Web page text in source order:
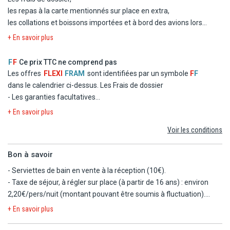
- Le transfert
les repas à la carte mentionnés sur place en extra,
les collations et boissons importées et à bord des avions lors
des vols aller et retour,
"tout inclus",
les boissons et repas non mentionnés dans votre formule,
les pourboires et autres dépenses d'ordre personnel,
les garanties facultatives,
pouvant intervenir jusqu'à 30 jours avant le départ,
adultes de plus de 16 ans).
+ En savoir plus
F F Ce prix TTC ne comprend pas
Les offres FLEXI FRAM sont identifiées par un symbole FF
dans le calendrier ci-dessus.
Les Frais de dossier
- Les garanties facultatives
- Les autres repas et les boissons
+ En savoir plus
Voir les conditions
Bon à savoir
- Serviettes de bain en vente à la réception (10€).
- Taxe de séjour, à régler sur place (à partir de 16 ans) : environ
2,20€/pers/nuit (montant pouvant être soumis à fluctuation).
- Hôtel non adapté aux personnes à mobilité réduite.
+ En savoir plus